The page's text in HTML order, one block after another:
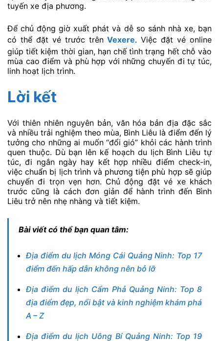
tuyến xe địa phương.
Để chủ động giờ xuất phát và dễ so sánh nhà xe, bạn
có thể đặt vé trước trênVexere. Việc đặt vé online
giúp tiết kiệm thời gian, hạn chế tình trạng hết chỗ vào
mùa cao điểm và phù hợp với những chuyến đi tự túc,
linh hoạt lịch trình.
Lời kết
Với thiên nhiên nguyên bản, văn hóa bản địa đặc sắc
và nhiều trải nghiệm theo mùa, Bình Liêu là điểm đến lý
tưởng cho những ai muốn “đổi gió” khỏi các hành trình
quen thuộc. Dù bạn lên kế hoạch du lịch Bình Liêu tự
túc, đi ngắn ngày hay kết hợp nhiều điểm check-in,
việc chuẩn bị lịch trình và phương tiện phù hợp sẽ giúp
chuyến đi trọn vẹn hơn. Chủ động đặt vé xe khách
trước cũng là cách đơn giản để hành trình đến Bình
Liêu trở nên nhẹ nhàng và tiết kiệm.
Bài viết có thể bạn quan tâm:
Địa điểm du lịch Móng Cái Quảng Ninh: Top 17
điểm đến hấp dẫn không nên bỏ lỡ
Địa điểm du lịch Cẩm Phả Quảng Ninh: Top 8
địa điểm đẹp, nổi bật và kinh nghiệm khám phá
A – Z
Địa điểm du lịch Uông Bí Quảng Ninh: Top 19